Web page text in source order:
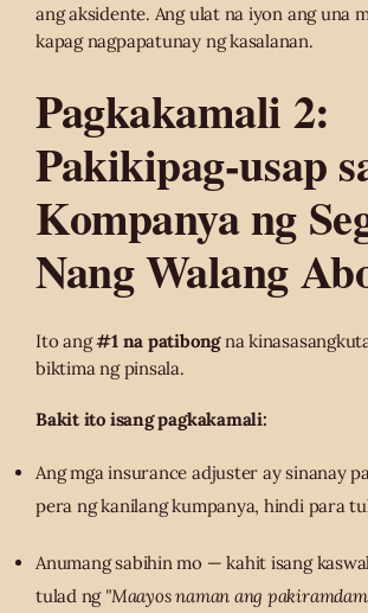
ang aksidente. Ang ulat na iyon ang una
kapag nagpapatunay ng kasalanan.
Pagkakamali 2:
Pakikipag-usap
Kompanya ng
Nang Walang
Ito ang#1 na patibongna
biktima ng pinsala.
Bakit ito isang pagkakamali:
Ang mga insurance adjuster ay sinanay
pera ng kanilang kumpanya, hindi para
Anumang sabihin mo — kahit isang
tulad ng "Maayos naman ang